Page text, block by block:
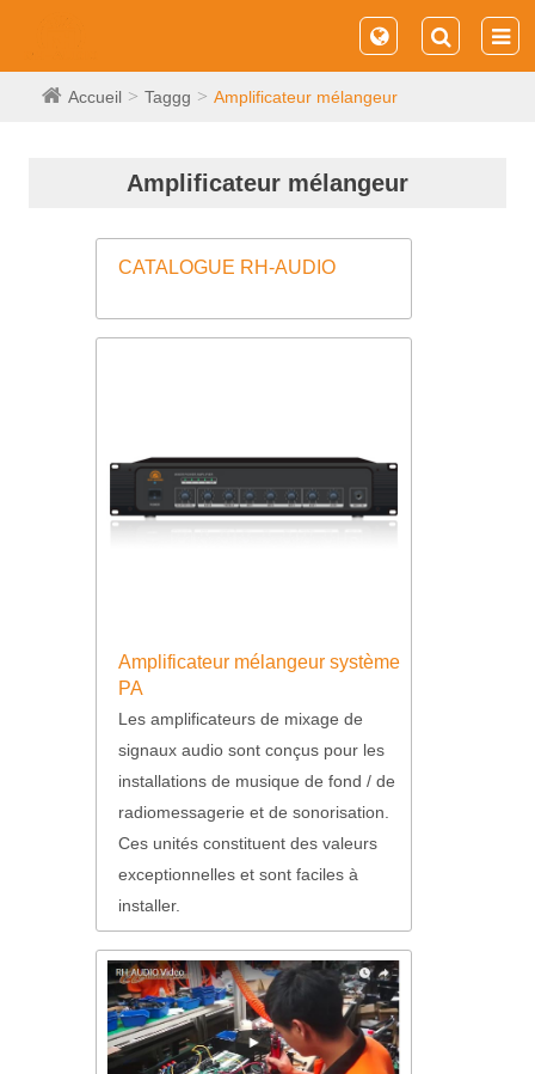
Accueil Taggg Amplificateur mélangeur
Amplificateur mélangeur
CATALOGUE RH-AUDIO
Amplificateur mélangeur système
PA
Les amplificateurs de mixage de
signaux audio sont conçus pour les
installations de musique de fond / de
radiomessagerie et de sonorisation.
Ces unités constituent des valeurs
exceptionnelles et sont faciles à
installer.